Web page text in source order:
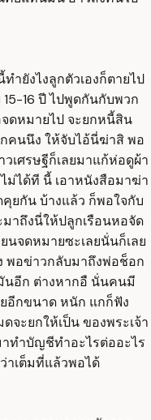
ยังไงลูกตัวเองก็ตายไป
16 ปี ไปพูดกันกับพวก
ดหมายไป จะยกหนี้สิน
คนนึง ให้จับไอ้นี่ฆ่าสิ พอ
เศรษฐีก็เลยมาแก้ห่อดูผ้า
ได้ที นี้ เอาหนังสือมาฆ่า
ยกัน บ้างแล้ว ก็พอใจกับ
าถึงนี่ให้ปลูกเรือนหอจัด
นจดหมายซะเลยนั่นก็เลย
พอข่าวกลับมาถึงพ่อช็อก
นอีก ต่างหากอื นั่นคนมี
อีกขนาด หนัก แกก็ฟัง
ะยกให้เป็น ของพระเจ้า
ทำบัญชีทำอะไรต่ออะไร
าเต็มที่แล้วพอได้